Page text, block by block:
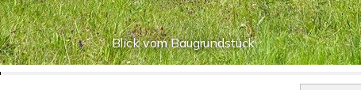
Blick vom Baugrundstück